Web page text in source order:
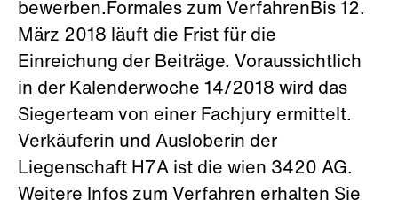
bewerben.Formales zum VerfahrenBis 12.
März 2018 läuft die Frist für die
Einreichung der Beiträge. Voraussichtlich
in der Kalenderwoche 14/2018 wird das
Siegerteam von einer Fachjury ermittelt.
Verkäuferin und Ausloberin der
Liegenschaft H7A ist die wien 3420 AG.
Weitere Infos zum Verfahren erhalten Sie